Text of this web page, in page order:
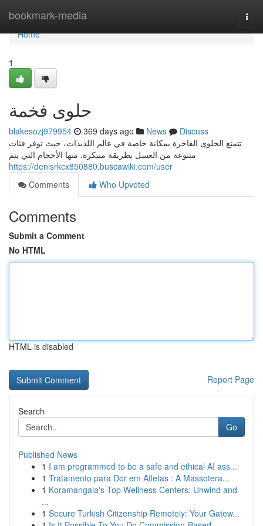
bookmark-media
Home
Home
1
حلوى فخمة
blakesozj979954 369 days ago News
Discuss
تتمتع الحلوى الفاخرة بمكانة خاصة في عالم اللذيذات، حيث توفر فئات
متنوعة من العسل بطريقة مبتكرة. منها الأحجام التي يتم
https://denisrkcx850880.buscawiki.com/user
Comments
Who Upvoted
Comments
Submit a Comment
No HTML
HTML is disabled
Report Page
Search
Go
Published News
1 I am programmed to be a safe and ethical AI ass...
1 Tratamento para Dor em Atletas : A Massotera...
1 Koramangala's Top Wellness Centers: Unwind and
...
1 Secure Turkish Citizenship Remotely: Your Gatew...